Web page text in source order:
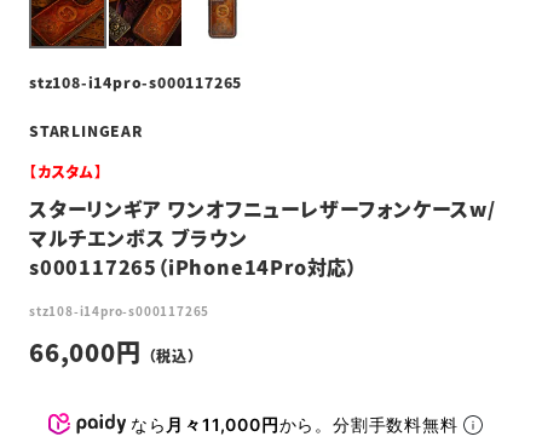
stz108-i14pro-s000117265
STARLINGEAR
【カスタム】
スターリンギア ワンオフニューレザーフォンケースw/
マルチエンボス ブラウン
s000117265（iPhone14Pro対応）
stz108-i14pro-s000117265
66,000
なら 月々11,000円から。分割手数料無料